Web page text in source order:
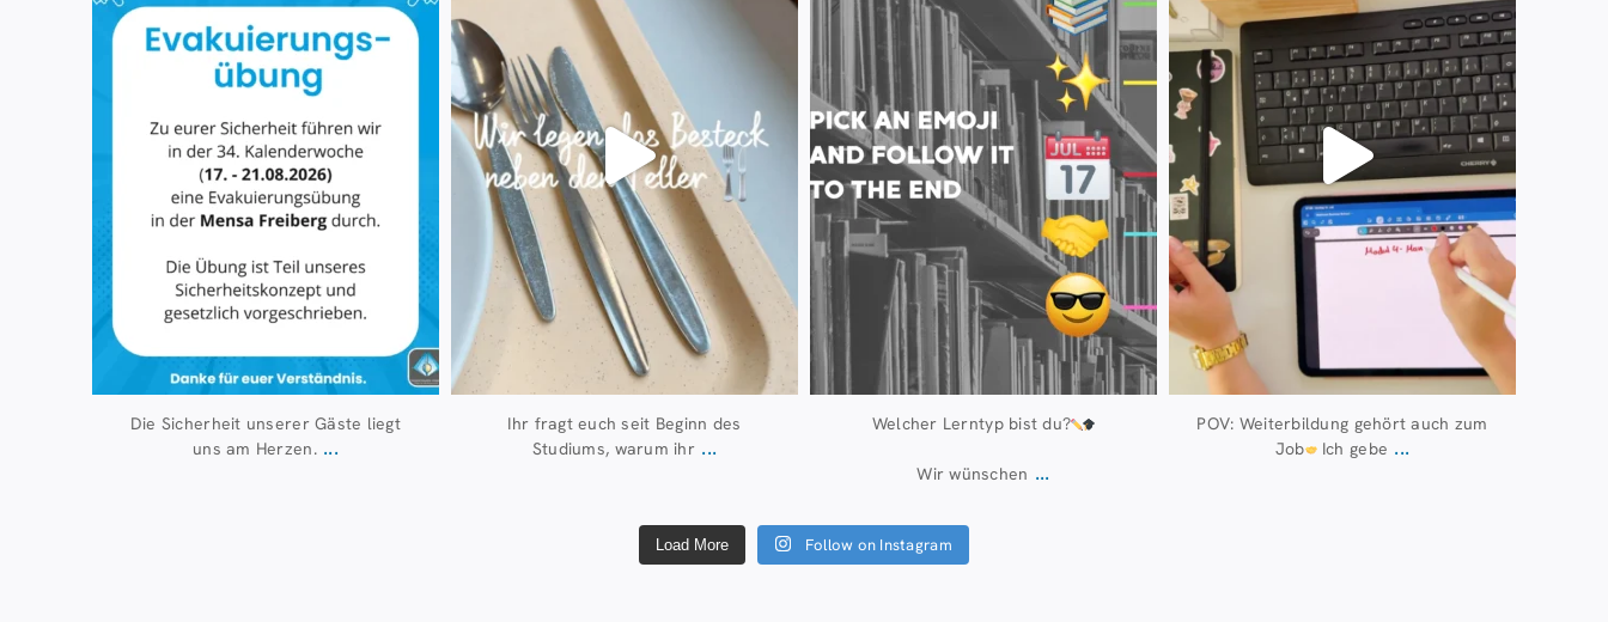
Die Sicherheit unserer Gäste liegt
uns am Herzen. ...
Ihr fragt euch seit Beginn des
Studiums, warum ihr ...
Welcher Lerntyp bist du?
Wir wünschen ...
POV: Weiterbildung gehört auch zum
Job Ich gebe ...
Load More Follow on Instagram